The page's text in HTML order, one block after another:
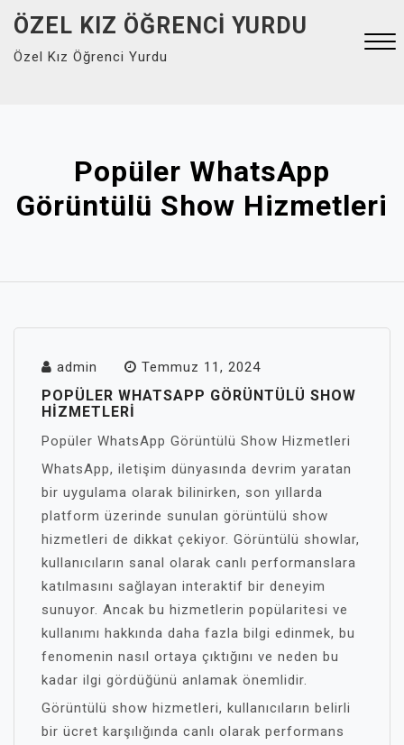
Skip
content
ÖZEL KIZ ÖĞRENCI YURDU
Özel Kız Öğrenci Yurdu
Popüler WhatsApp
Görüntülü Show Hizmetleri
admin Temmuz 11, 2024
POPÜLER WHATSAPP GÖRÜNTÜLÜ SHOW
HIZMETLERI
Popüler WhatsApp Görüntülü Show Hizmetleri
WhatsApp, iletişim dünyasında devrim yaratan
bir uygulama olarak bilinirken, son yıllarda
platform üzerinde sunulan görüntülü show
hizmetleri de dikkat çekiyor. Görüntülü showlar,
kullanıcıların sanal olarak canlı performanslara
katılmasını sağlayan interaktif bir deneyim
sunuyor. Ancak bu hizmetlerin popülaritesi ve
kullanımı hakkında daha fazla bilgi edinmek, bu
fenomenin nasıl ortaya çıktığını ve neden bu
kadar ilgi gördüğünü anlamak önemlidir.
Görüntülü show hizmetleri, kullanıcıların belirli
bir ücret karşılığında canlı olarak performans